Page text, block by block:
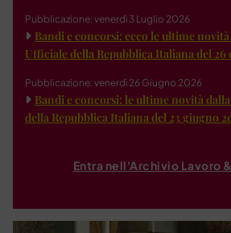
Pubblicazione: venerdì 3 Luglio 2026
Bandi e concorsi: ecco le ultime
Ufficiale della Repubblica Italiana del 26
Pubblicazione: venerdì 26 Giugno 2026
Bandi e concorsi: le ultime novità
della Repubblica Italiana del 23 giugno
Entra nell'Archivio Lavoro